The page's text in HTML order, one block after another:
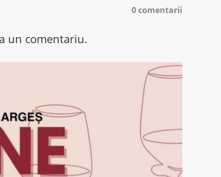
0 comentarii
un comentariu.